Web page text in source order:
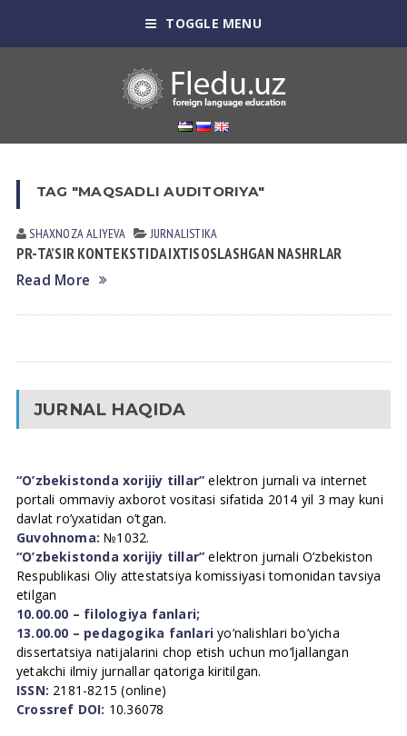
TOGGLE MENU
TAG "MAQSADLI AUDITORIYA"
SHAXNOZA ALIYEVA JURNALISTIKA
PR-TA’SIR KONTEKSTIDA IXTISOSLASHGAN NASHRLAR
Read More
JURNAL HAQIDA
“O’zbekistonda xorijiy tillar” elektron jurnali va internet
portali ommaviy axborot vositasi sifatida 2014 yil 3 may kuni
davlat ro’yxatidan o’tgan.
Guvohnoma: №1032.
“O’zbekistonda xorijiy tillar” elektron jurnali O’zbekiston
Respublikasi Oliy attestatsiya komissiyasi tomonidan tavsiya
etilgan
10.00.00 – filologiya fanlari;
13.00.00 – pedagogika fanlari yo’nalishlari bo’yicha
dissertatsiya natijalarini chop etish uchun mo’ljallangan
yetakchi ilmiy jurnallar qatoriga kiritilgan.
ISSN: 2181-8215 (online)
Crossref DOI: 10.36078